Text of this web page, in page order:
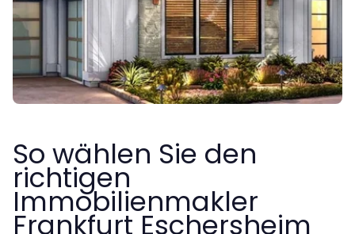
So wählen Sie den
richtigen
Immobilienmakler
Frankfurt Eschersheim